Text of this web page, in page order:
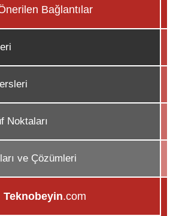
Bağlantılar
Noktaları
ve Çözümleri
Teknobeyin.com